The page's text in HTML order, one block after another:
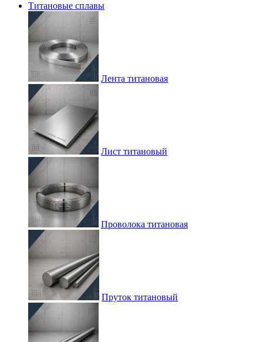
Титановые сплавы
Лента титановая
Лист титановый
Проволока титановая
Пруток титановый